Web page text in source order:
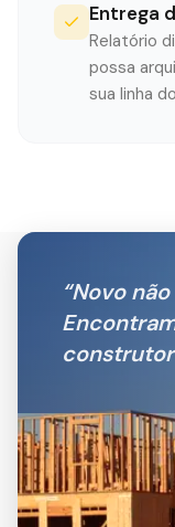
Entrega
Relatório
possa
sua linha
“Novo